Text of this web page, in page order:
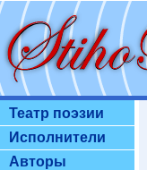
Театр поэзии
Исполнители
Авторы